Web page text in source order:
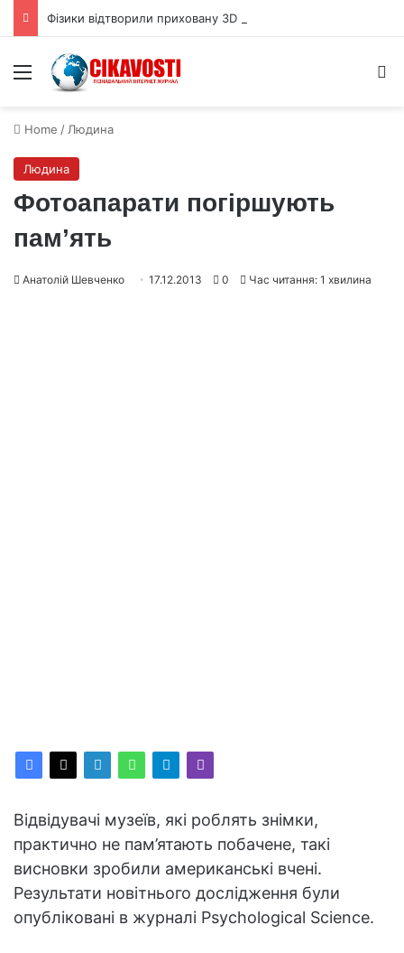
Menu
Home / Людина
Людина
Фотоапарати погіршують
пам’ять
Анатолій Шевченко 17.12.2013 0 Час читання: 1 хвилина
Відвідувачі музеїв, які роблять знімки,
практично не пам’ятають побачене, такі
висновки зробили американські вчені.
Результати новітнього дослідження були
опубліковані в журналі Psychological Science.